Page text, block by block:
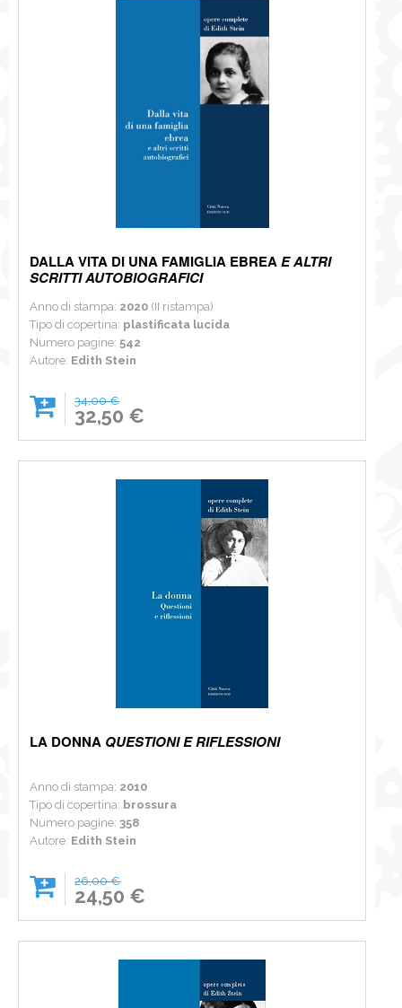
DALLA VITA DI UNA FAMIGLIA EBREAE ALTRI
SCRITTI AUTOBIOGRAFICI
Anno di stampa: 2020 (II ristampa)
Tipo di copertina: plastificata lucida
Numero pagine: 542
Autore: Edith Stein
34,00 €
32,50 €
LA DONNA QUESTIONI E RIFLESSIONI
Anno di stampa: 2010
Tipo di copertina: brossura
Numero pagine: 358
Autore: Edith Stein
26,00 €
24,50 €